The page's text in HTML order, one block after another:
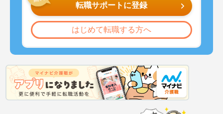
転職サポートに登録
はじめて転職する方へ